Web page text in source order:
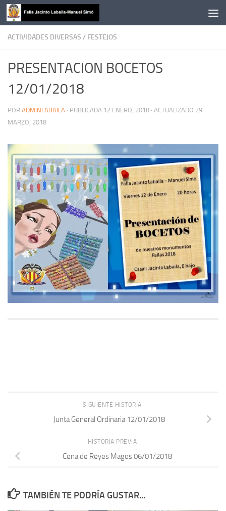
Saltar al contenido
ACTIVIDADES DIVERSAS / FESTEJOS
PRESENTACION BOCETOS
12/01/2018
POR ADMINLABAILA · PUBLICADA 12 ENERO, 2018 · ACTUALIZADO 29
MARZO, 2018
SIGUIENTE HISTORIA
Junta General Ordinaria 12/01/2018
HISTORIA PREVIA
Cena de Reyes Magos 06/01/2018
TAMBIÉN TE PODRÍA GUSTAR...